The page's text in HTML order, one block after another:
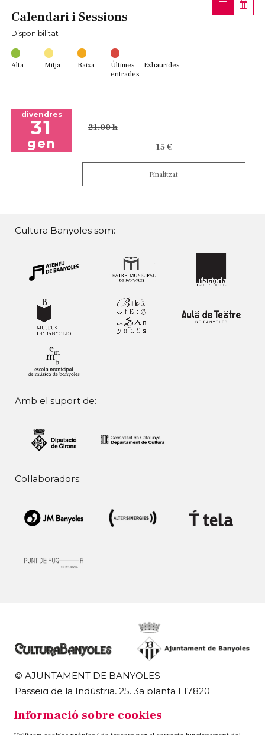
Calendari i Sessions
Disponibilitat
Alta Mitja Baixa
Últimes
entrades
Exhaurides
divendres
31
gen
21:00 h
15 €
Finalitzat
Cultura Banyoles som:
Amb el suport de:
Col·laboradors:
© AJUNTAMENT DE BANYOLES
Passeig de la Indústria, 25, 3a planta | 17820
972 58 18 48 | 972 57 00 50
Informació sobre cookies